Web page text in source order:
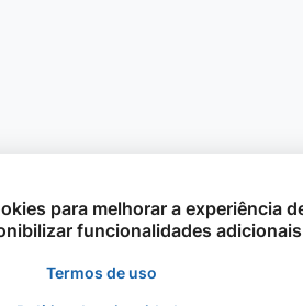
para melhorar a experiência
funcionalidades adicionais
Termos de uso